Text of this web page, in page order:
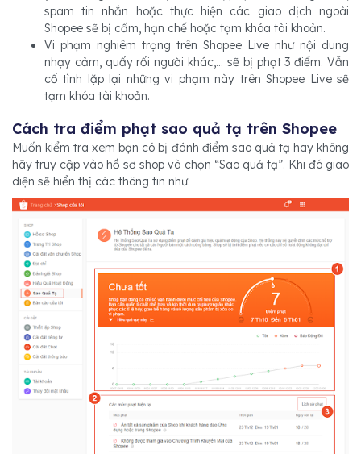
spam tin nhắn hoặc thực hiện các giao dịch ngoài
Shopee sẽ bị cấm, hạn chế hoặc tạm khóa tài khoản.
Vi phạm nghiêm trọng trên Shopee Live như nội dung
nhạy cảm, quấy rối người khác,… sẽ bị phạt 3 điểm. Vẫn
cố tình lặp lại những vi phạm này trên Shopee Live sẽ
tạm khóa tài khoản.
Cách tra điểm phạt sao quả tạ trên Shopee
Muốn kiểm tra xem bạn có bị đánh điểm sao quả tạ hay không
hãy truy cập vào hồ sơ shop và chọn “Sao quả tạ”. Khi đó giao
diện sẽ hiển thị các thông tin như: